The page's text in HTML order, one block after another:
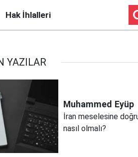
Hak İhlalleri
YAZILAR
Muhammed Eyüp
İran meselesine
nasıl olmalı?